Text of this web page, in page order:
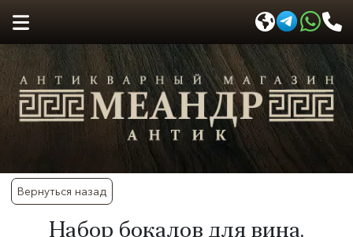
Вернуться назад
​Набор бокалов для вина,